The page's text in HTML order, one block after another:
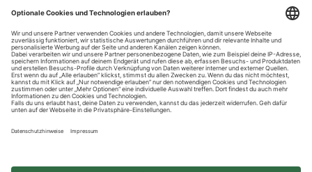
Datenschutzhinweise
Impressum
Privatsphäre-Einstellungen